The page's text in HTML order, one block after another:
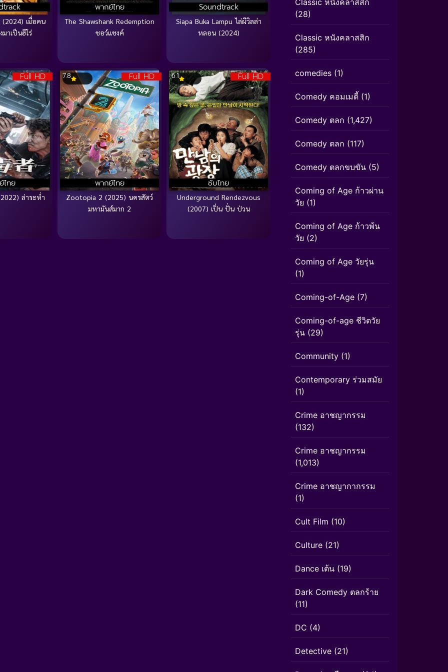
(2024) เมื่อคน
มาเป็นฮีโร่
พากย์ไทย
The Shawshank Redemption
ชอว์แชงค์
Soundtrack
Siapa Buka Lampu ไล่ผีวิลล่า
หลอน (2024)
Full HD
ไทย
ล่าระห่ำ
Full HD
พากย์ไทย
7.8
Zootopia 2 (2025) นครสัตว์
มหามันส์มาก 2
Full HD
ซับไทย
6.1
Underground Rendezvous
(2007) เปิ่น ปั่น ป่วน
Classic หนังคลาสสิก
(28)
Classic หนังคลาสสิก
(285)
comedies (1)
Comedy คอมเมดี้ (1)
Comedy ตลก (1,427)
Comedy ตลก (117)
Comedy ตลกขบขัน (5)
Coming of Age ก้าวผ่าน
วัย (1)
Coming of Age ก้าวพ้น
วัย (2)
Coming of Age วัยรุ่น
(1)
Coming-of-Age (7)
Coming-of-age ชีวิตวัย
รุ่น (29)
Community (1)
Contemporary ร่วมสมัย
(1)
Crime อาชญากรรม
(132)
Crime อาชญากรรม
(1,013)
Crime อาชญากากรรม
(1)
Cult Film (10)
Culture (21)
Dance เต้น (19)
Dark Comedy ตลกร้าย
(11)
DC (4)
Detective (21)